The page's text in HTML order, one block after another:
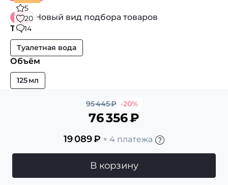
5
20
14
Новый вид подбора товаров
Тип
Туалетная вода
Объём
125 мл
95 445₽ -20%
76 356₽
19 089₽ × 4 платежа
В корзину